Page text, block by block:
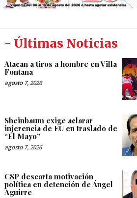
- Últimas Noticias
Atacan a tiros a hombre en Villa
Fontana
agosto 7, 2026
Sheinbaum exige aclarar
injerencia de EU en traslado de
“El Mayo”
agosto 7, 2026
CSP descarta motivación
política en detención de Ángel
Aguirre